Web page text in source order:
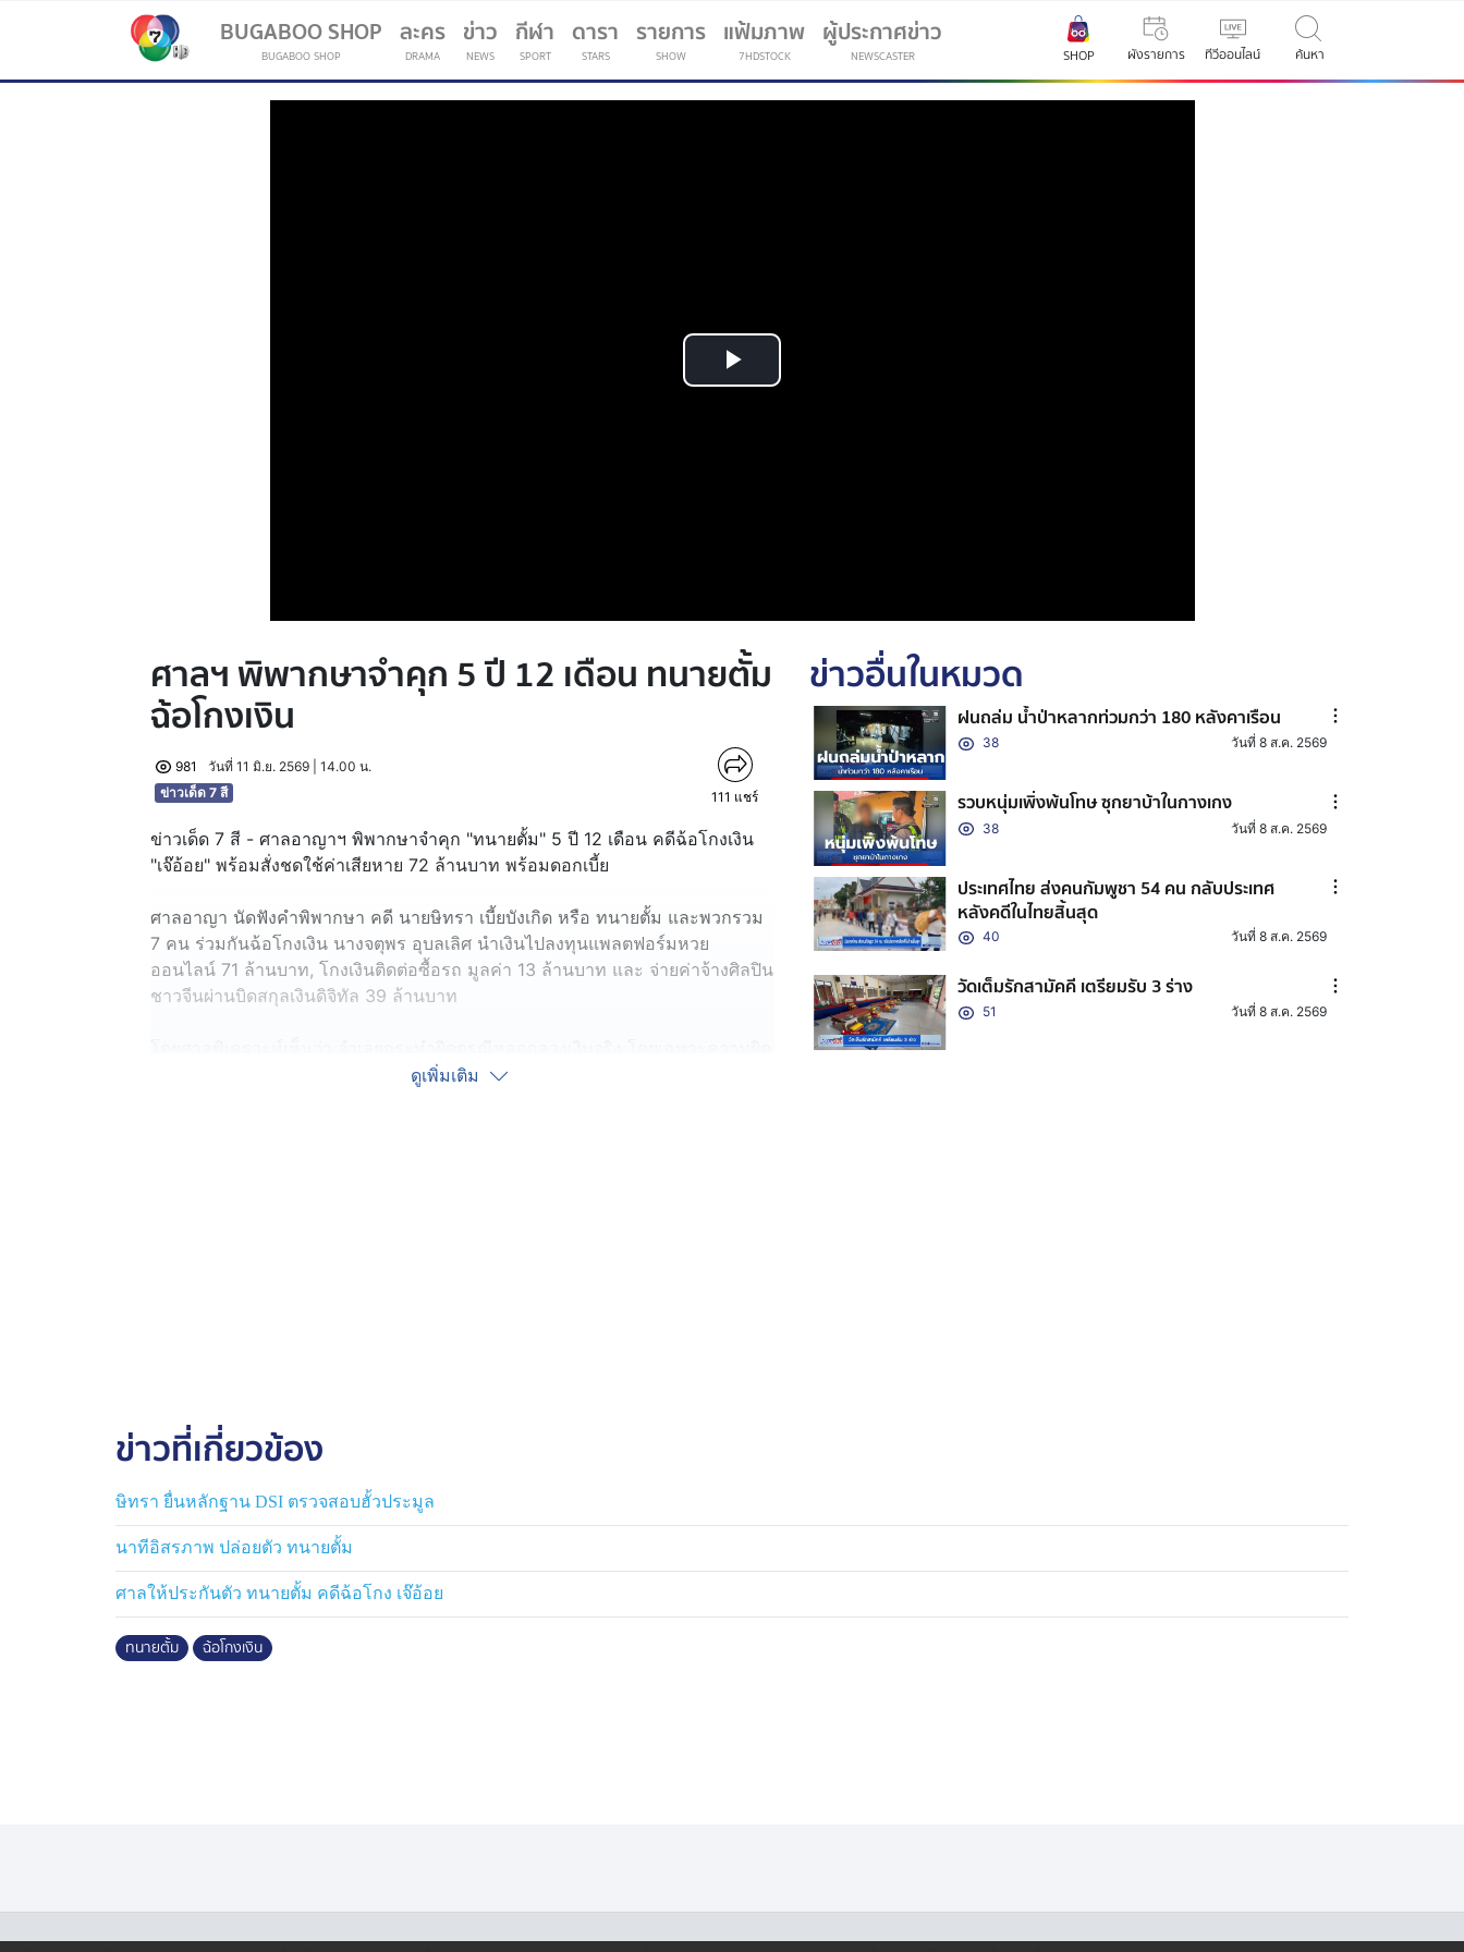
BUGABOO SHOP
BUGABOO SHOP
ละคร
DRAMA
ข่าว
NEWS
กีฬา
SPORT
(current)
ดารา
STARS
รายการ
SHOW
แฟ้มภาพ
7HDSTOCK
ผู้ประกาศข่าว
NEWSCASTER SHOP ผังรายการ ทีวีออนไลน์ ค้นหา
Play
ศาลฯ พิพากษาจำคุก 5 ปี 12 เดือน ทนายตั้ม
ฉ้อโกงเงิน
981
วันที่ 11 มิ.ย. 2569 | 14.00 น.
ข่าวเด็ด 7 สี
111 แชร์
ข่าวเด็ด 7 สี - ศาลอาญาฯ พิพากษาจำคุก "ทนายตั้ม" 5 ปี 12 เดือน คดีฉ้อโกงเงิน
"เจ๊อ้อย" พร้อมสั่งชดใช้ค่าเสียหาย 72 ล้านบาท พร้อมดอกเบี้ย
ศาลอาญา นัดฟังคำพิพากษา คดี นายษิทรา เบี้ยบังเกิด หรือ ทนายตั้ม และพวกรวม
7 คน ร่วมกันฉ้อโกงเงิน นางจตุพร อุบลเลิศ นำเงินไปลงทุนแพลตฟอร์มหวย
ออนไลน์ 71 ล้านบาท, โกงเงินติดต่อซื้อรถ มูลค่า 13 ล้านบาท และ จ่ายค่าจ้างศิลปิน
ชาวจีนผ่านบิดสกุลเงินดิจิทัล 39 ล้านบาท
การซื้อขายรถ ศาลเห็นว่าเป็นคนกันเองไม่น่าโกหก ซึ่งเข้าข่ายความผิดฐานฉ้อโกง
ดูเพิ่มเติม
ข่าวอื่นในหมวด
ฝนถล่ม น้ำป่าหลากท่วมกว่า 180 หลังคาเรือน
38 วันที่ 8 ส.ค. 2569
รวบหนุ่มเพิ่งพ้นโทษ ซุกยาบ้าในกางเกง
38 วันที่ 8 ส.ค. 2569
ประเทศไทย ส่งคนกัมพูชา 54 คน กลับประเทศ
หลังคดีในไทยสิ้นสุด
40 วันที่ 8 ส.ค. 2569
วัดเต็มรักสามัคคี เตรียมรับ 3 ร่าง
51 วันที่ 8 ส.ค. 2569
ข่าวที่เกี่ยวข้อง
ษิทรา ยื่นหลักฐาน DSI ตรวจสอบฮั้วประมูล
นาทีอิสรภาพ ปล่อยตัว ทนายตั้ม
ศาลให้ประกันตัว ทนายตั้ม คดีฉ้อโกง เจ๊อ้อย
ทนายตั้ม ฉ้อโกงเงิน